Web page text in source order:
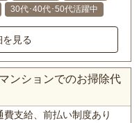
30代･40代･50代活躍中
を見る
ンションでのお掃除代
費支給、前払い制度あり